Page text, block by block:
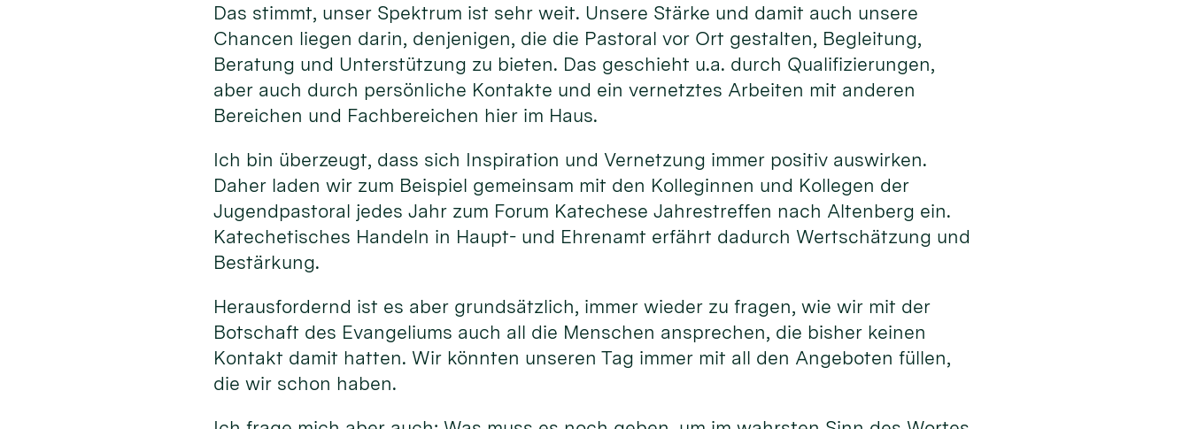
Das stimmt, unser Spektrum ist sehr weit. Unsere Stärke und damit auch unsere
Chancen liegen darin, denjenigen, die die Pastoral vor Ort gestalten, Begleitung,
Beratung und Unterstützung zu bieten. Das geschieht u.a. durch Qualifizierungen,
aber auch durch persönliche Kontakte und ein vernetztes Arbeiten mit anderen
Bereichen und Fachbereichen hier im Haus.
Ich bin überzeugt, dass sich Inspiration und Vernetzung immer positiv auswirken.
Daher laden wir zum Beispiel gemeinsam mit den Kolleginnen und Kollegen der
Jugendpastoral jedes Jahr zum Forum Katechese Jahrestreffen nach Altenberg ein.
Katechetisches Handeln in Haupt- und Ehrenamt erfährt dadurch Wertschätzung und
Bestärkung.
Herausfordernd ist es aber grundsätzlich, immer wieder zu fragen, wie wir mit der
Botschaft des Evangeliums auch all die Menschen ansprechen, die bisher keinen
Kontakt damit hatten. Wir könnten unseren Tag immer mit all den Angeboten füllen,
die wir schon haben.